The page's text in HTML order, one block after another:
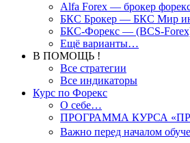
Alfa Forex — брокер
БКС Брокер — БКС Мир
БКС-Форекс — (BCS-
Ещё варианты…
В ПОМОЩЬ !
Все стратегии
Все индикаторы
Курс по Форекс
О себе…
ПРОГРАММА КУРСА
Важно перед началом